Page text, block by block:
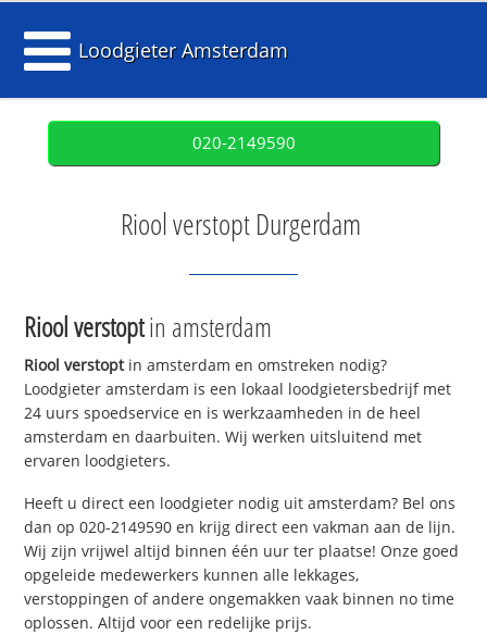
Loodgieter Amsterdam
020-2149590
Riool verstopt Durgerdam
Riool verstoptin amsterdam
Riool verstoptin amsterdam en omstreken nodig?
Loodgieter amsterdam is een lokaal loodgietersbedrijf met
24 uurs spoedservice en is werkzaamheden in de heel
amsterdam en daarbuiten. Wij werken uitsluitend met
ervaren loodgieters.
Heeft u direct een loodgieter nodig uit amsterdam? Bel ons
dan op 020-2149590 en krijg direct een vakman aan de lijn.
Wij zijn vrijwel altijd binnen één uur ter plaatse! Onze goed
opgeleide medewerkers kunnen alle lekkages,
verstoppingen of andere ongemakken vaak binnen no time
oplossen. Altijd voor een redelijke prijs.